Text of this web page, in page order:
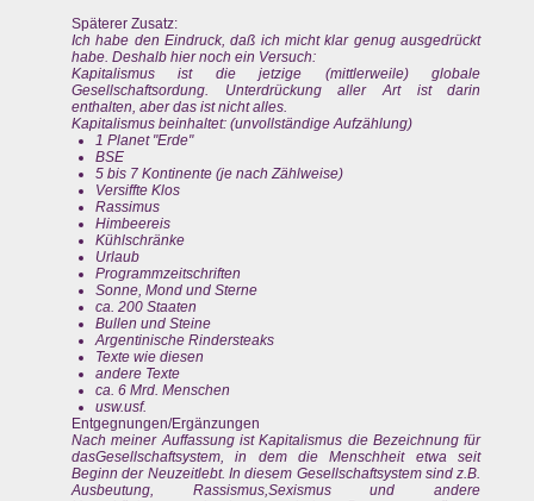
Späterer Zusatz:
Ich habe den Eindruck, daß ich micht klar genug ausgedrückt
habe. Deshalb hier noch ein Versuch:
Kapitalismus ist die jetzige (mittlerweile) globale
Gesellschaftsordung. Unterdrückung aller Art ist darin
enthalten, aber das ist nicht alles.
Kapitalismus beinhaltet: (unvollständige Aufzählung)
1 Planet "Erde"
BSE
5 bis 7 Kontinente (je nach Zählweise)
Versiffte Klos
Rassimus
Himbeereis
Kühlschränke
Urlaub
Programmzeitschriften
Sonne, Mond und Sterne
ca. 200 Staaten
Bullen und Steine
Argentinische Rindersteaks
Texte wie diesen
andere Texte
ca. 6 Mrd. Menschen
usw.usf.
Entgegnungen/Ergänzungen
Nach meiner Auffassung ist Kapitalismus die Bezeichnung für
dasGesellschaftsystem, in dem die Menschheit etwa seit
Beginn der Neuzeitlebt. In diesem Gesellschaftsystem sind z.B.
Ausbeutung, Rassismus,Sexismus und andere